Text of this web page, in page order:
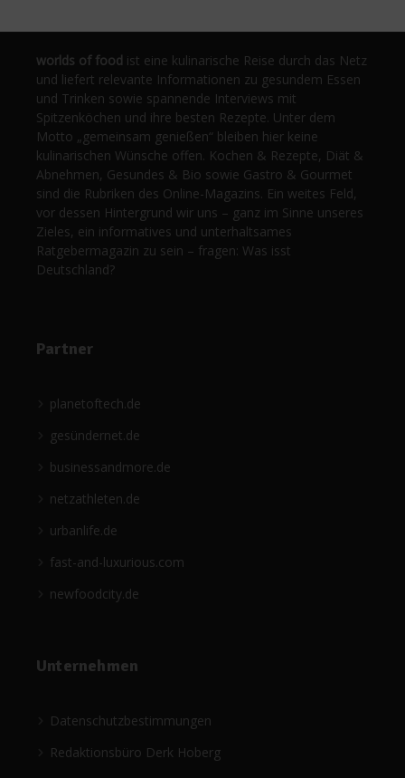
worlds of food ist eine kulinarische Reise durch das Netz
und liefert relevante Informationen zu gesundem Essen
und Trinken sowie spannende Interviews mit
Spitzenköchen und ihre besten Rezepte. Unter dem
Motto „gemeinsam genießen“ bleiben hier keine
kulinarischen Wünsche offen. Kochen & Rezepte, Diät &
Abnehmen, Gesundes & Bio sowie Gastro & Gourmet
sind die Rubriken des Online-Magazins. Ein weites Feld,
vor dessen Hintergrund wir uns – ganz im Sinne unseres
Zieles, ein informatives und unterhaltsames
Ratgebermagazin zu sein – fragen: Was isst
Deutschland?
Partner
planetoftech.de
gesündernet.de
businessandmore.de
netzathleten.de
urbanlife.de
fast-and-luxurious.com
newfoodcity.de
Unternehmen
Datenschutzbestimmungen
Redaktionsbüro Derk Hoberg